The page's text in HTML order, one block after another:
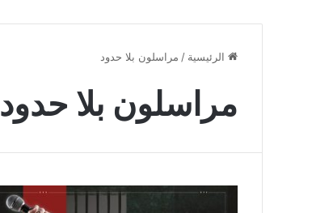
الرئيسية / مراسلون بلا حدود
مراسلون بلا حدود